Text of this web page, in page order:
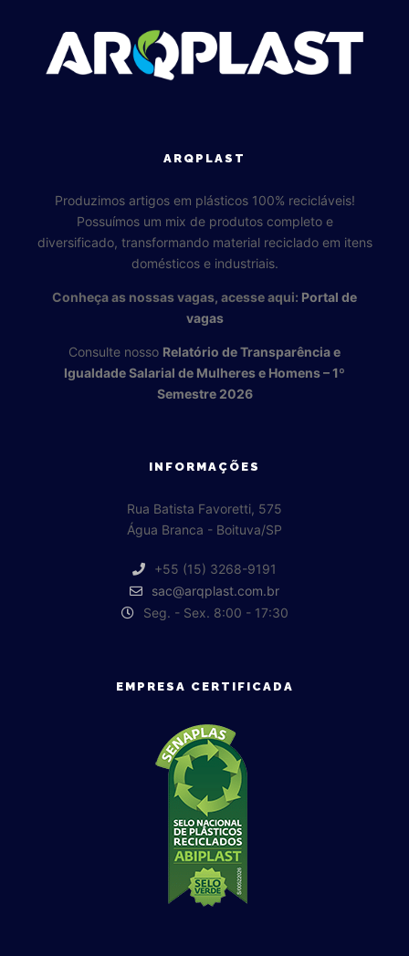
ARQPLAST
Produzimos artigos em plásticos 100% recicláveis!
Possuímos um mix de produtos completo e
diversificado, transformando material reciclado em itens
domésticos e industriais.
Conheça as nossas vagas, acesse aqui: Portal de
vagas
Consulte nosso Relatório de Transparência e
Igualdade Salarial de Mulheres e Homens – 1º
Semestre 2026
INFORMAÇÕES
Rua Batista Favoretti, 575
Água Branca - Boituva/SP
+55 (15) 3268-9191
sac@arqplast.com.br
Seg. - Sex. 8:00 - 17:30
EMPRESA CERTIFICADA